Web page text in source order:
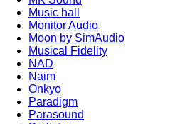
Music hall
Monitor Audio
Moon by SimAudio
Musical Fidelity
NAD
Naim
Onkyo
Paradigm
Parasound